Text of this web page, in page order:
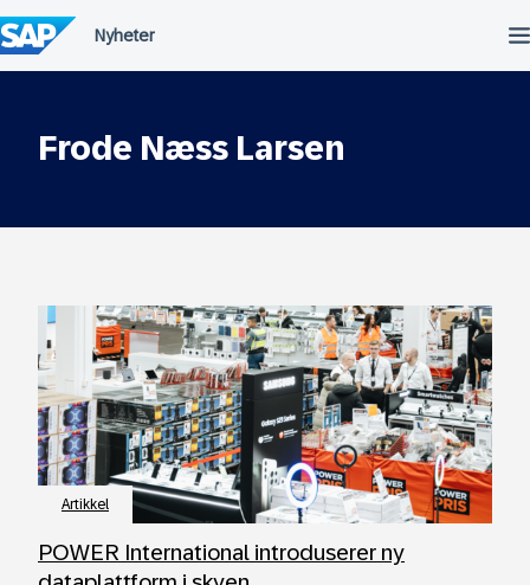
til
innhold
Frode Næss Larsen
Artikkel
POWER International introduserer ny